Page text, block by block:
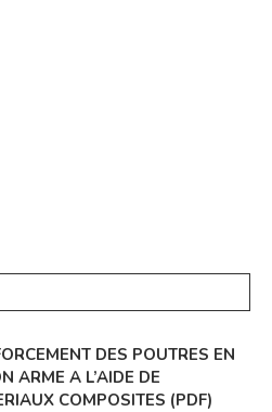
DES POUTRES EN
ARME A L’AIDE DE
COMPOSITES (PDF)